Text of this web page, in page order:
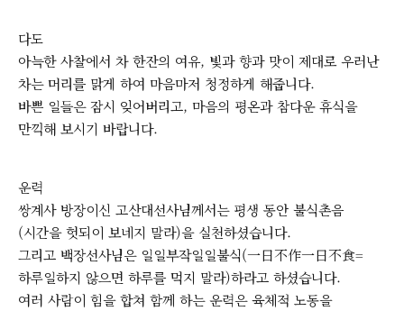
다도
아늑한 사찰에서 차 한잔의 여유, 빛과 향과 맛이 제대로 우러난
차는 머리를 맑게 하여 마음마저 청정하게 해줍니다.
바쁜 일들은 잠시 잊어버리고, 마음의 평온과 참다운 휴식을
만끽해 보시기 바랍니다.
운력
쌍계사 방장이신 고산대선사님께서는 평생 동안 불식촌음
(시간을 헛되이 보네지 말라)을 실천하셨습니다.
그리고 백장선사님은 일일부작일일불식(⼀⽇不作⼀⽇不⾷=
하루일하지 않으면 하루를 먹지 말라)하라고 하셨습니다.
여러 사람이 힘을 합쳐 함께 하는 운력은 육체적 노동을